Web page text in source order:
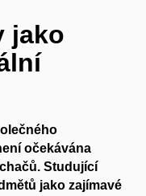
jako
očekávána
Studující
jako zajímavé